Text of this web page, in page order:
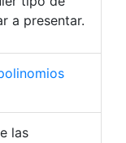
a presentar.
las